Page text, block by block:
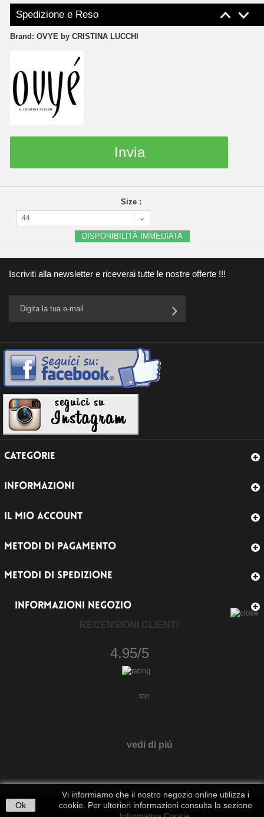
Spedizione e Reso
Brand: OVYE by CRISTINA LUCCHI
Invia
Size :
44
DISPONIBILITÀ IMMEDIATA
Iscriviti alla newsletter e riceverai tutte le nostre offerte !!!
CATEGORIE
INFORMAZIONI
IL MIO ACCOUNT
METODI DI PAGAMENTO
METODI DI SPEDIZIONE
INFORMAZIONI NEGOZIO
RECENSIONI CLIENTI
4.95/5
top
vedi di piú
Ok
Vi informiamo che il nostro negozio online utilizza i
cookie. Per ulteriori informazioni consulta la sezione